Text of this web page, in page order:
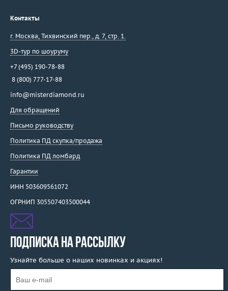
Контакты
г. Москва, Тихвинский пер., д. 7, стр. 1.
3D-тур по шоуруму
+7 (495) 190-78-88
8 (800) 777-17-88
info@misterdiamond.ru
Для обращений
Письмо руководству
Политика ПД скупка/продажа
Политика ПД ломбард
Гарантии
ИНН 503609561072
ОГРНИП 305507403500044
ПОДПИСКА НА РАССЫЛКУ
Узнайте больше о наших новинках и акциях!